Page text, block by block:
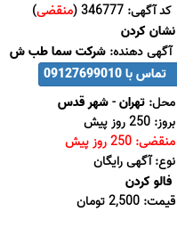
کد آگهی: 346777 ( منقضی)
نشان کردن
آگهی دهنده:شرکت سما طب ش
تماس با 09127699010
محل:تهران-شهر قدس
بروز: 250 روز پیش
منقضی: 250 روز پیش
نوع: آگهی رایگان
فالو کردن
قیمت: 2,500 تومان